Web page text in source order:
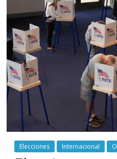
periodismo
digital
del
Politécnico
Grancolombiano
Elecciones Internacional